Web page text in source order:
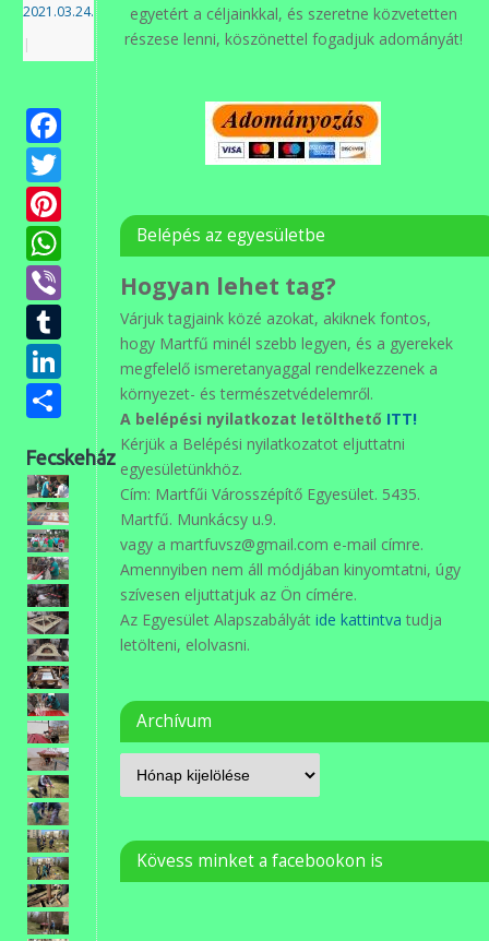
2021.03.24.
|
Facebook
Twitter
Pinterest
WhatsApp
Viber
Tumblr
LinkedIn
Ossza
meg
Fecskeház
egyetért a céljainkkal, és szeretne közvetetten
részese lenni, köszönettel fogadjuk adományát!
Belépés az egyesületbe
Hogyan lehet tag?
Várjuk tagjaink közé azokat, akiknek fontos,
hogy Martfű minél szebb legyen, és a gyerekek
megfelelő ismeretanyaggal rendelkezzenek a
környezet- és természetvédelemről.
A belépési nyilatkozat letölthető ITT!
Kérjük a Belépési nyilatkozatot eljuttatni
egyesületünkhöz.
Cím: Martfűi Városszépítő Egyesület. 5435.
Martfű. Munkácsy u.9.
vagy a martfuvsz@gmail.com e-mail címre.
Amennyiben nem áll módjában kinyomtatni, úgy
szívesen eljuttatjuk az Ön címére.
Az Egyesület Alapszabályát ide kattintva tudja
letölteni, elolvasni.
Archívum
Kövess minket a facebookon is